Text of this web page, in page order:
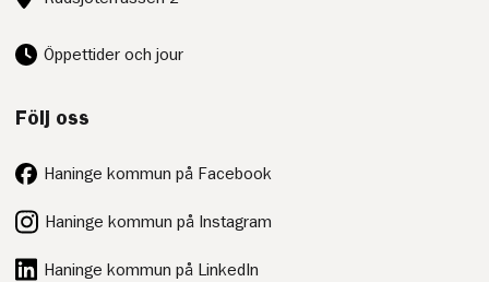
Öppettider och jour
Följ oss
Haninge kommun på Facebook
Haninge kommun på Instagram
Haninge kommun på LinkedIn